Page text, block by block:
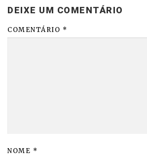
DEIXE UM COMENTÁRIO
COMENTÁRIO *
NOME *